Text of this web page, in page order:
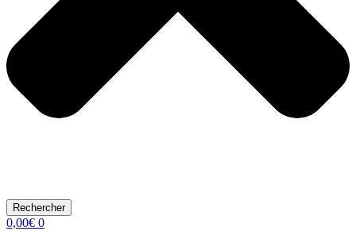
Rechercher
0,00€ 0